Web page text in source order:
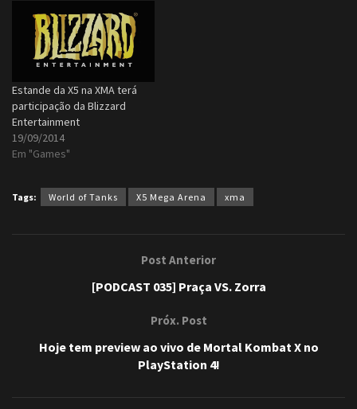
Estande da X5 na XMA terá
participação da Blizzard
Entertainment
19/09/2014
Em "Games"
Tags: World of Tanks X5 Mega Arena xma
Post Anterior
[PODCAST 035] Praça VS. Zorra
Próx. Post
Hoje tem preview ao vivo de Mortal Kombat X no
PlayStation 4!